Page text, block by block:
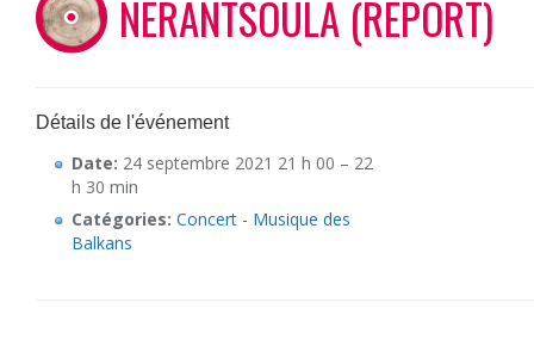
NERANTSOULA (REPORT)
Détails de l'événement
Date: 24 septembre 2021 21 h 00 – 22
h 30 min
Catégories: Concert - Musique des
Balkans